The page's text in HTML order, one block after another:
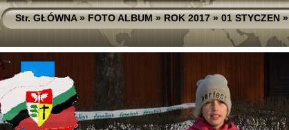
Str. GŁÓWNA»FOTO ALBUM»ROK 2017»01 STYCZEN